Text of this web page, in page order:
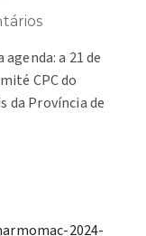
a 21 de
CPC do
da Província de